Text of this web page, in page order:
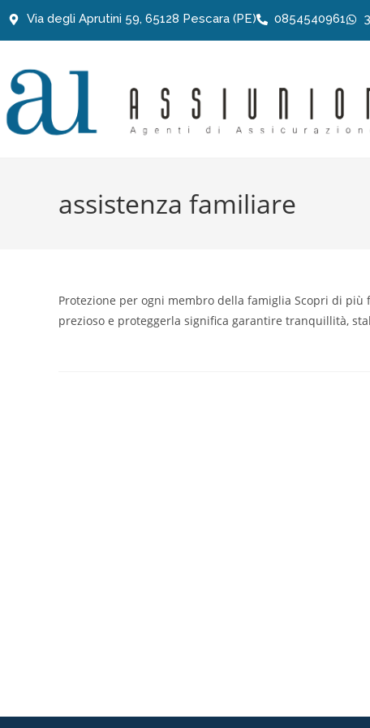
Via degli Aprutini 59, 65128 Pescara (PE) 0854540961
assistenza familiare
Protezione per ogni membro della famiglia Scopri di
prezioso e proteggerla significa garantire tranquillità,